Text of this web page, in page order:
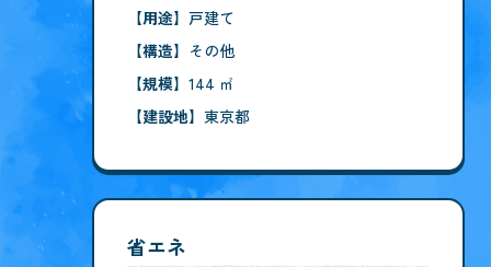
【用途】 戸建て
【構造】 その他
【規模】 144 ㎡
【建設地】 東京都
省エネ